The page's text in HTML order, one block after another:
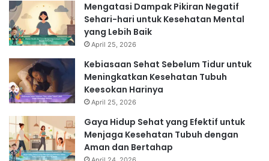
Mengatasi Dampak Pikiran Negatif
Sehari-hari untuk Kesehatan Mental
yang Lebih Baik
April 25, 2026
Kebiasaan Sehat Sebelum Tidur untuk
Meningkatkan Kesehatan Tubuh
Keesokan Harinya
April 25, 2026
Gaya Hidup Sehat yang Efektif untuk
Menjaga Kesehatan Tubuh dengan
Aman dan Bertahap